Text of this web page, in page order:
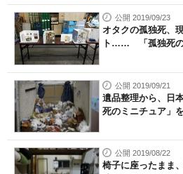
公開 2019/09/23
オタクの孤独死、
ト…… 「孤独死の
公開 2019/09/21
遺品整理から、日
死のミニチュア」
公開 2019/08/22
椅子に座ったまま